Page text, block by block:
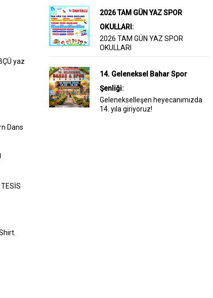
yaz
Dans
2026 TAM GÜN YAZ SPOR
OKULLARI :
2026 TAM GÜN YAZ SPOR
OKULLARI
14. Geleneksel Bahar Spor
Şenliği:
Gelenekselleşen heyecanımızda
14. yıla giriyoruz!